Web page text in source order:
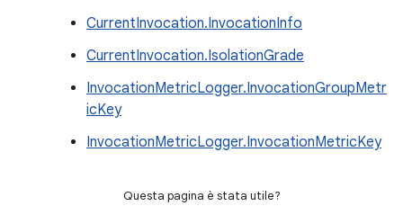
CurrentInvocation.InvocationInfo
CurrentInvocation.IsolationGrade
InvocationMetricLogger.InvocationGroupMetr
icKey
InvocationMetricLogger.InvocationMetricKey
Questa pagina è stata utile?